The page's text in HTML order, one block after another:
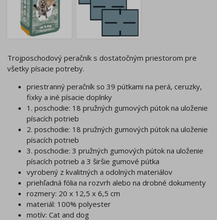
Trojposchodový peračník s dostatočným priestorom pre
všetky písacie potreby.
priestranný peračník so 39 pútkami na perá, ceruzky,
fixky a iné písacie doplnky
1. poschodie: 18 pružných gumových pútok na uloženie
písacích potrieb
2. poschodie: 18 pružných gumových pútok na uloženie
písacích potrieb
3. poschodie: 3 pružných gumových pútok na uloženie
písacích potrieb a 3 širšie gumové pútka
vyrobený z kvalitných a odolných materiálov
priehľadná fólia na rozvrh alebo na drobné dokumenty
rozmery: 20 x 12,5 x 6,5 cm
materiál: 100% polyester
motív: Cat and dog